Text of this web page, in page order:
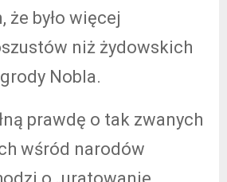
że było więcej
niż żydowskich
Nobla.
prawdę o tak zwanych
wśród narodów